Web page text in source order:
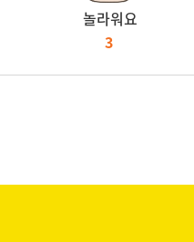
놀라워요
3